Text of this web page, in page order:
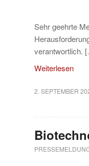
Sehr geehrte
verantwortlich.
Weiterlesen
2. SEPTEMBER